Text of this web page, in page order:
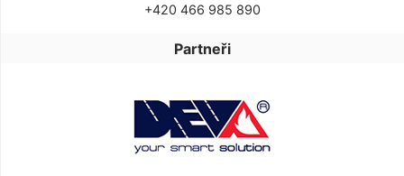
+420 466 985 890
Partneři